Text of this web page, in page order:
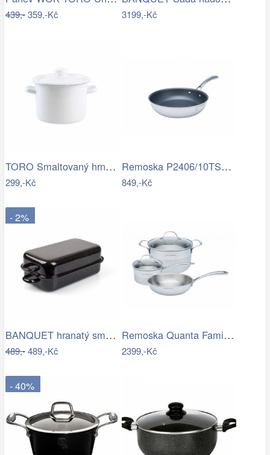
439,-359,-Kč 3199,-Kč
TORO Smaltovaný hrnec s poklicí 3l bílý
299,-Kč
Remoska P2406/10TSC Pánev s nepřilnavým…
849,-Kč
- 2%
BANQUET hranatý smaltovaný 35cm, 2 díly
489,-489,-Kč
Remoska Quanta Family pack 15273 3ks
2399,-Kč
- 40%